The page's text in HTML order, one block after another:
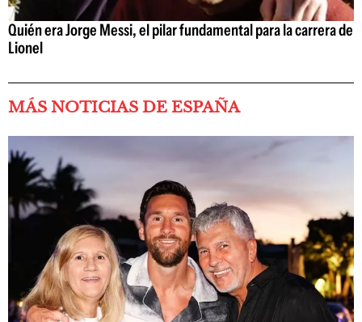
Quién era Jorge Messi, el pilar fundamental para la carrera de
Lionel
MÁS NOTICIAS DE ESPAÑA